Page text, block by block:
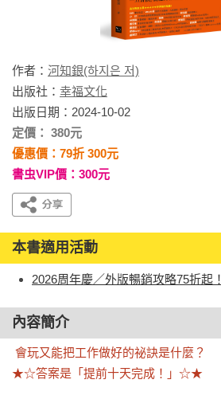
作者： 河知銀(하지은 저)
出版社： 幸福文化
出版日期：2024-10-02
定價： 380元
優惠價：79折 300元
書虫VIP價：300元
本書適用活動
2026周年慶／外版暢銷攻略75折起！
內容簡介
會玩又能把工作做好的祕訣是什麼？
★☆答案是「提前十天完成！」☆★